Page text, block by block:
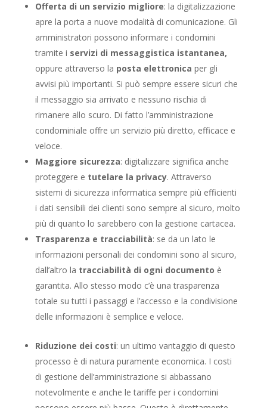
Offerta di un servizio migliore: la digitalizzazione
apre la porta a nuove modalità di comunicazione. Gli
amministratori possono informare i condomini
tramite i servizi di messaggistica istantanea,
oppure attraverso la posta elettronica per gli
avvisi più importanti. Si può sempre essere sicuri che
il messaggio sia arrivato e nessuno rischia di
rimanere allo scuro. Di fatto l’amministrazione
condominiale offre un servizio più diretto, efficace e
veloce.
Maggiore sicurezza: digitalizzare significa anche
proteggere e tutelare la privacy. Attraverso
sistemi di sicurezza informatica sempre più efficienti
i dati sensibili dei clienti sono sempre al sicuro, molto
più di quanto lo sarebbero con la gestione cartacea.
Trasparenza e tracciabilità: se da un lato le
informazioni personali dei condomini sono al sicuro,
dall’altro la tracciabilità di ogni documento è
garantita. Allo stesso modo c’è una trasparenza
totale su tutti i passaggi e l’accesso e la condivisione
delle informazioni è semplice e veloce.
Riduzione dei costi: un ultimo vantaggio di questo
processo è di natura puramente economica. I costi
di gestione dell’amministrazione si abbassano
notevolmente e anche le tariffe per i condomini